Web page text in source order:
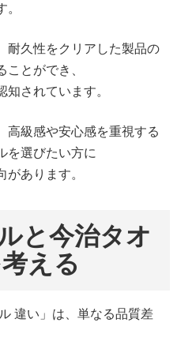
耐久性をクリアした製品の
ことができ、
されています。
高級感や安心感を重視する
を選びたい方に
があります。
と今治タオ
える
違い」は、単なる品質差